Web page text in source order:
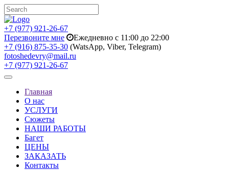
+7 (977) 921-26-67
Перезвоните мне
Ежедневно с 11:00 до 22:00
+7 (916) 875-35-30 (WatsApp, Viber, Telegram)
fotoshedevry@mail.ru
+7 (977) 921-26-67
Toggle
navigationГлавная
О нас
УСЛУГИ
Сюжеты
НАШИ РАБОТЫ
Багет
ЦЕНЫ
ЗАКАЗАТЬ
Контакты